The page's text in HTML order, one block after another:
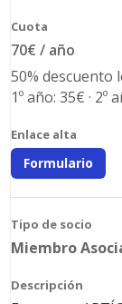
70€ / año
50% descuento
1º año: 35€ · 2º
Formulario
Miembro